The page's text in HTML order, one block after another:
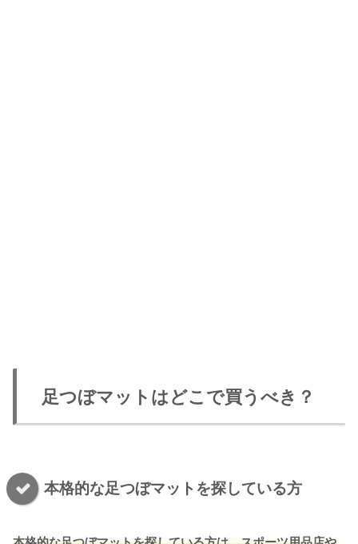
足つぼマットはどこで買うべき？
本格的な足つぼマットを探している方